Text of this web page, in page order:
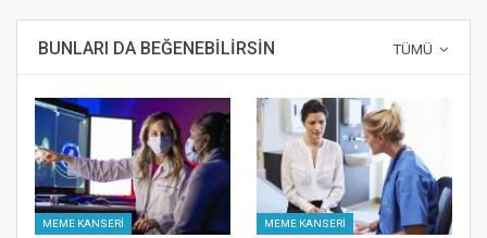
TÜMÜ
BUNLARI DA BEĞENEBILIRSIN
MEME KANSERİ MEME KANSERİ